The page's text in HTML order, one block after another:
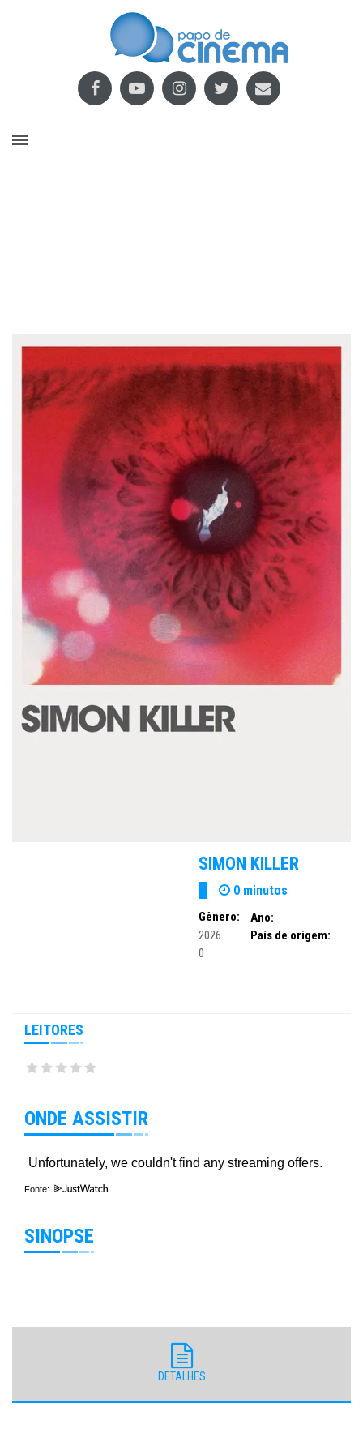
SIMON KILLER
0 minutos
Gênero:
Ano:
2026
País de origem:
0
LEITORES
ONDE ASSISTIR
Fonte:
SINOPSE
DETALHES